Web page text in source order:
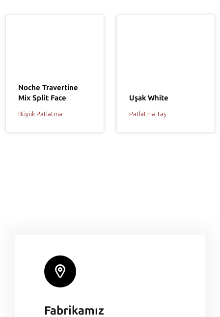
Noche Travertine
Mix Split Face
Büyük Patlatma
Uşak White
Patlatma Taş
Fabrikamız